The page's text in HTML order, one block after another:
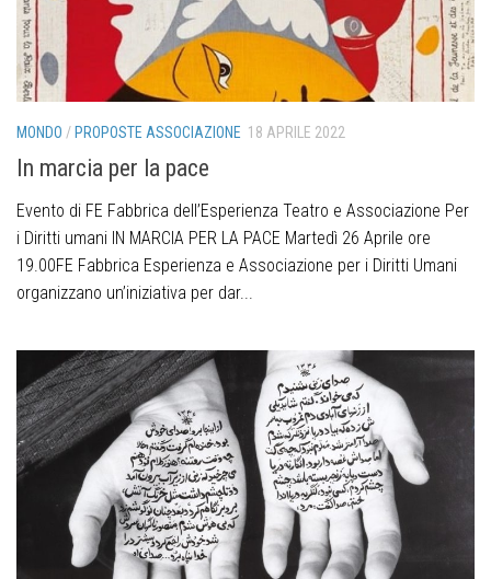
MONDO / PROPOSTE ASSOCIAZIONE 18 APRILE 2022
In marcia per la pace
Evento di FE Fabbrica dell’Esperienza Teatro e Associazione Per
i Diritti umani IN MARCIA PER LA PACE Martedì 26 Aprile ore
19.00FE Fabbrica Esperienza e Associazione per i Diritti Umani
organizzano un’iniziativa per dar...